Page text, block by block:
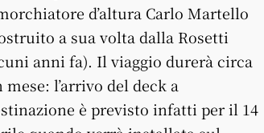
d’altura Carlo Martello
a sua volta dalla Rosetti
anni fa). Il viaggio durerà circa
mese: l’arrivo del deck a
è previsto infatti per il 14